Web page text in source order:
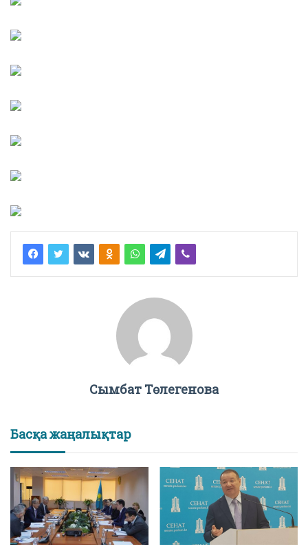
Сымбат Төлегенова
Басқа жаңалықтар